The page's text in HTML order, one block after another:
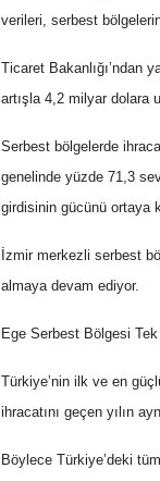
verileri, serbest
Ticaret Bakanlığı’ndan
artışla 4,2 milyar dolara
Serbest bölgelerde
genelinde yüzde 71,3
girdisinin gücünü ortaya
İzmir merkezli serbest
almaya devam ediyor.
Ege Serbest Bölgesi
Türkiye’nin ilk ve en
ihracatını geçen yılın
Böylece Türkiye’deki